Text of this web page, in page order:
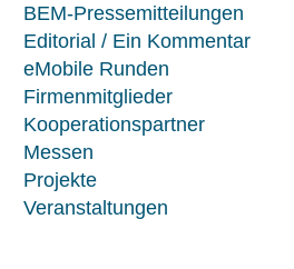
BEM-Pressemitteilungen
Editorial / Ein Kommentar
eMobile Runden
Firmenmitglieder
Kooperationspartner
Messen
Projekte
Veranstaltungen